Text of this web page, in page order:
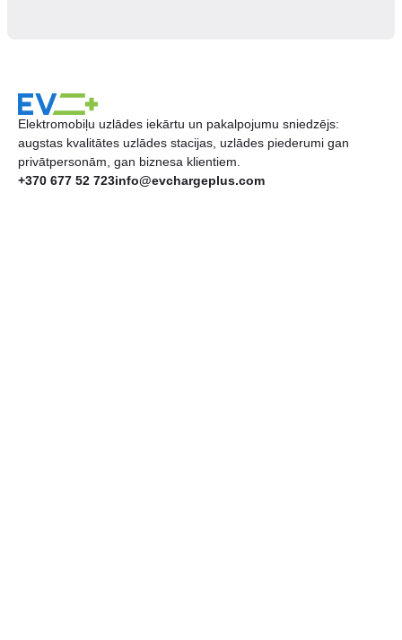
Elektromobiļu uzlādes iekārtu un pakalpojumu sniedzējs:
augstas kvalitātes uzlādes stacijas, uzlādes piederumi gan
privātpersonām, gan biznesa klientiem.
+370 677 52 723info@evchargeplus.com